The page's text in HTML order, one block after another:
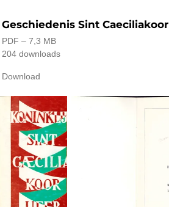
Geschiedenis Sint Caeciliakoor
PDF – 7,3 MB
204 downloads
Download